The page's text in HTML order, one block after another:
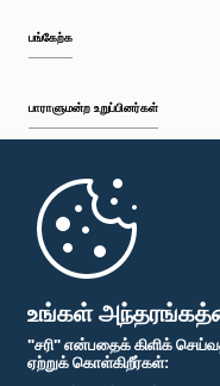
உங்கள்
"சரி" என்பதைக் கிளிக்
ஏற்றுக் கொள்கிறீர்கள்:
பங்கேற்க
பாராளுமன்ற உறுப்பினர்கள்
முதற்பக்கம்
பாராளுமன்ற கையடக்க செயலி